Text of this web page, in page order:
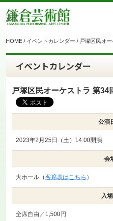
HOME / イベントカレンダー / 戸塚区民オ
イベントカレンダー
戸塚区民オーケストラ 第34
公演
2023年2月25日（土）14:00開演
会
大ホール（客席表はこちら ）
入
全席自由／1,500円